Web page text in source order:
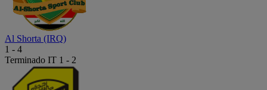
Al Shorta (IRQ)
1 - 4
Terminado IT 1 - 2